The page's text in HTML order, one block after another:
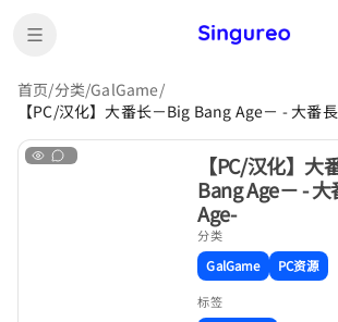
首页/分类/GalGame/
【PC/汉化】大番长－Big Bang Age－ - 大番
【PC/汉化】大
Bang Age－ -
Age-
分类
GalGame
PC资源
标签